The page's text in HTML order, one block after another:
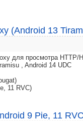
(Android 13
для просмотра HTTP/
, Android 14 UDC
11 RVC)
9 Pie, 11